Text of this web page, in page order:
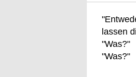
lassen
"Was?"
"Was?"